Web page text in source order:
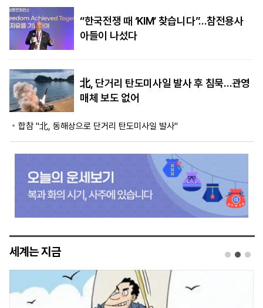
“한국전쟁 때 ‘KIM’ 찾습니다”…참전용사
아들이 나섰다
北, 단거리 탄도미사일 발사 후 침묵…관영
매체 보도 없어
합참 "北, 동해상으로 단거리 탄도미사일 발사"
세계는 지금